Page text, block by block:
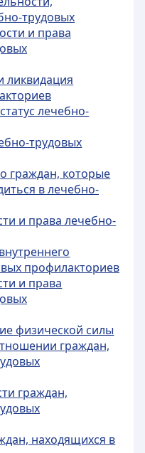
трудовых
и права
ликвидация
лечебно-
трудовых
граждан, которые
в лечебно-
и права лечебно-
профилакториев
и права
физической силы
граждан,
граждан,
находящихся в